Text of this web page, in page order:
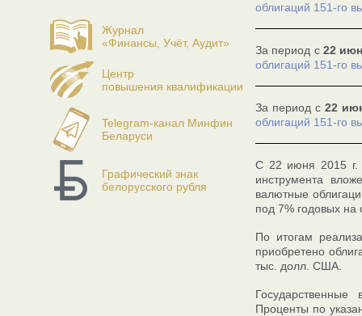
Журнал
«Финансы, Учёт, Аудит»
Центр
повышения квалификации
Telegram-канал Минфин
Беларуси
Графический знак
белорусского рубля
облигаций 151-го
За период с 22
облигаций 151-го
За период с 22
облигаций 151-го
С 22 июня 2015 г.
инструмента
валютные
под 7% годовых на
По итогам
приобретено
тыс. долл. США.
Проценты по